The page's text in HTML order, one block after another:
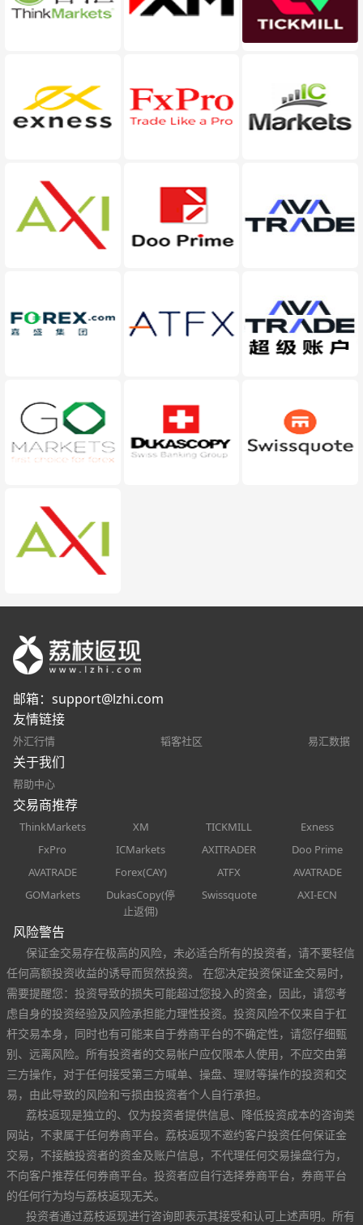
邮箱： support@lzhi.com
友情链接
外汇行情 韬客社区 易汇数据
关于我们
帮助中心
交易商推荐
ThinkMarkets XM TICKMILL
Exness
FxPro
ICMarkets AXITRADER
Doo Prime
AVATRADE
Forex(CAY) ATFX
AVATRADE
GOMarkets
DukasCopy(停
止返佣)
Swissquote AXI-ECN
风险警告
保证金交易存在极高的风险，未必适合所有的投资者，请不要轻信
任何高额投资收益的诱导而贸然投资。 在您决定投资保证金交易时，
需要提醒您：投资导致的损失可能超过您投入的资金，因此，请您考
虑自身的投资经验及风险承担能力理性投资。投资风险不仅来自于杠
杆交易本身，同时也有可能来自于券商平台的不确定性，请您仔细甄
别、远离风险。所有投资者的交易帐户应仅限本人使用，不应交由第
三方操作，对于任何接受第三方喊单、操盘、理财等操作的投资和交
易，由此导致的风险和亏损由投资者个人自行承担。
荔枝返现是独立的、仅为投资者提供信息、降低投资成本的咨询类
网站，不隶属于任何券商平台。荔枝返现不邀约客户投资任何保证金
交易，不接触投资者的资金及账户信息，不代理任何交易操盘行为，
不向客户推荐任何券商平台。投资者应自行选择券商平台，券商平台
的任何行为均与荔枝返现无关。
投资者通过荔枝返现进行咨询即表示其接受和认可上述声明。所有